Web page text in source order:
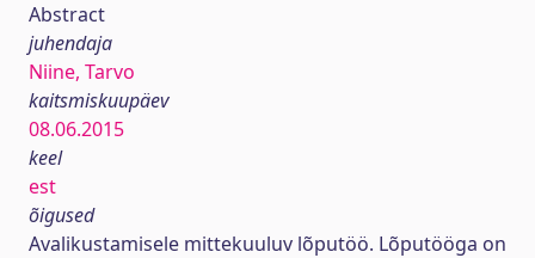
Abstract
juhendaja
Niine, Tarvo
kaitsmiskuupäev
08.06.2015
keel
est
õigused
Avalikustamisele mittekuuluv lõputöö. Lõputööga on